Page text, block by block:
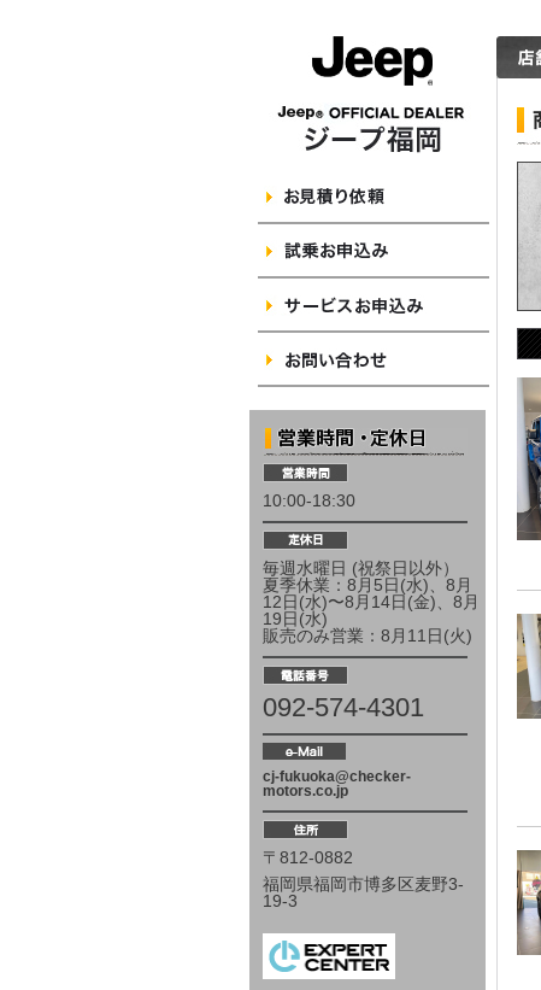
10:00-18:30
毎週水曜日 (祝祭日以外）
夏季休業：8月5日(水)、8月
12日(水)〜8月14日(金)、8月
19日(水)
販売のみ営業：8月11日(火)
092-574-4301
cj-fukuoka@checker-
motors.co.jp
〒812-0882
福岡県福岡市博多区麦野3-
19-3